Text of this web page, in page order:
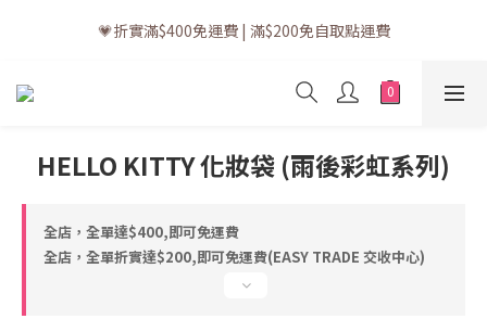
💗訂單一般送貨時間為3至5個工作天 (星期六、日及公眾假期並非
工作天)
💗折實滿$400免運費 | 滿$200免自取點運費
💗立即下載全新會員APP享有專屬會員禮遇
工作天)
HELLO KITTY 化妝袋 (雨後彩虹系列)
全店，全單達$400,即可免運費
全店，全單折實達$200,即可免運費(EASY TRADE 交收中心)